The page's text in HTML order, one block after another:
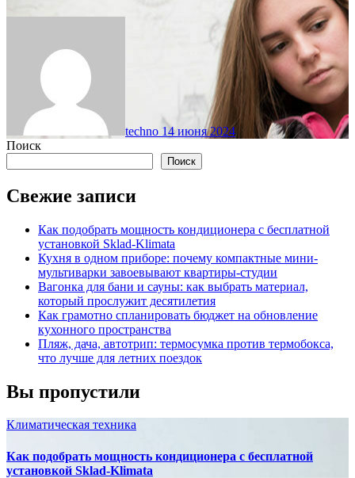
techno 14 июня 2024
Поиск
Поиск
Свежие записи
Как подобрать мощность кондиционера с бесплатной
установкой Sklad-Klimata
Кухня в одном приборе: почему компактные мини-
мультиварки завоевывают квартиры-студии
Вагонка для бани и сауны: как выбрать материал,
который прослужит десятилетия
Как грамотно спланировать бюджет на обновление
кухонного пространства
Пляж, дача, автотрип: термосумка против термобокса,
что лучше для летних поездок
Вы пропустили
Климатическая техника
Как подобрать мощность кондиционера с бесплатной
установкой Sklad-Klimata